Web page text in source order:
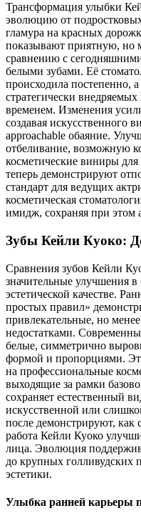
Трансформация улыбки
эволюцию от
гламура на красных
показывают приятную, но
сравнению с
белыми зубами. Её
происходила постепенно,
стратегически
временем. Изменения
создавая искусственного
approachable обаяние.
отбеливание, возможную
косметические виниры
теперь демонстрируют
стандарт для ведущих
косметическая
имидж, сохраняя при этом
Зубы Кейли Куоко:
Сравнения зубов Кейли
значительные улучшения
эстетической качестве.
простых правил»
привлекательные, но
недостатками.
белые, симметрично
формой и пропорциями.
на профессиональные
выходящие за рамки
сохраняет естественный
искусственной или
после демонстрируют, как
работа Кейли Куоко
лица. Эволюция
до крупных голливудских
эстетики.
Улыбка ранней карьеры